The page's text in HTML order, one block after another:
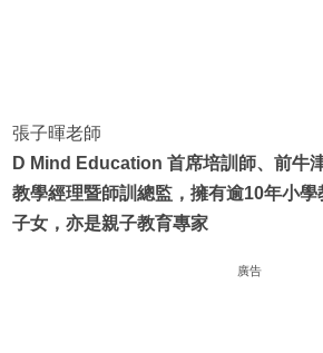
張子暉老師
D Mind Education 首席培訓師、前牛
教學經理暨師訓總監，擁有逾10年小學
子女，亦是親子教育專家
廣告